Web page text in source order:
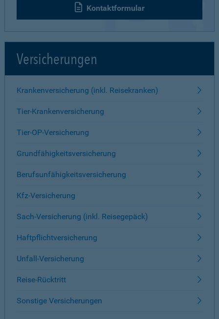
Kontaktformular
Versicherungen
Krankenversicherung (inkl. Reisekranken)
Tier-Krankenversicherung
Tier-OP-Versicherung
Grundfähigkeitsversicherung
Berufsunfähigkeitsversicherung
Kfz-Versicherung
Sach-Versicherung (inkl. Reisegepäck)
Haftpflichtversicherung
Unfall-Versicherung
Reise-Rücktritt
Sonstige Versicherungen